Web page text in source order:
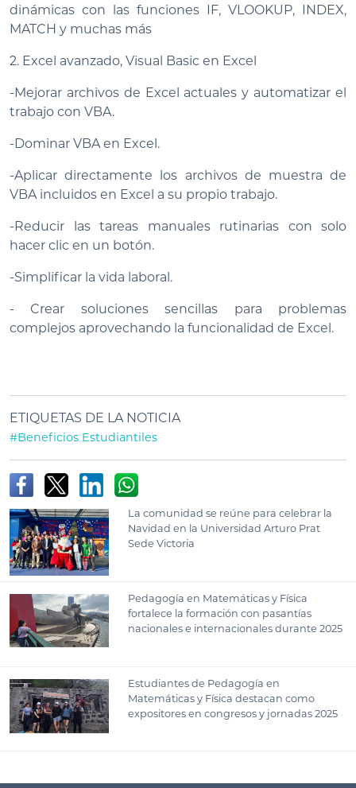
dinámicas con las funciones IF, VLOOKUP, INDEX,
MATCH y muchas más
2. Excel avanzado, Visual Basic en Excel
-Mejorar archivos de Excel actuales y automatizar el
trabajo con VBA.
-Dominar VBA en Excel.
-Aplicar directamente los archivos de muestra de
VBA incluidos en Excel a su propio trabajo.
-Reducir las tareas manuales rutinarias con solo
hacer clic en un botón.
-Simplificar la vida laboral.
- Crear soluciones sencillas para problemas
complejos aprovechando la funcionalidad de Excel.
ETIQUETAS DE LA NOTICIA
#Beneficios Estudiantiles
La comunidad se reúne para celebrar la
Navidad en la Universidad Arturo Prat
Sede Victoria
Pedagogía en Matemáticas y Física
fortalece la formación con pasantías
nacionales e internacionales durante 2025
Estudiantes de Pedagogía en
Matemáticas y Física destacan como
expositores en congresos y jornadas 2025